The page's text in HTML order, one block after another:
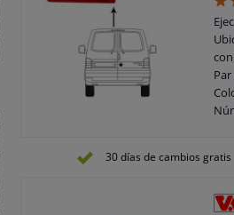
30 días de cambios gratis